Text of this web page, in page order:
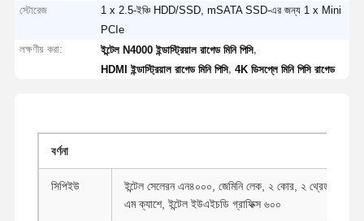
স্টোরেজ
1 x 2.5-ইঞ্চি HDD/SSD, mSATA SSD-এর জন্য 1 x Mini
PCIe
লক্ষণীয় করা:
ইন্টেল N4000 ইন্ডাস্ট্রিয়াল রাগেড মিনি পিসি,
HDMI ইন্ডাস্ট্রিয়াল রাগেড মিনি পিসি,4K ডিসপ্লে মিনি পিসি রাগেড
বর্ণনা
সিপিইউ
ইন্টেল সেলেরন এন৪০০০, জেমিনি লেক, ২ কোর, ২ থ্রেড, ১.১
এম ক্যাশে, ইন্টেল ইউএইচডি গ্রাফিক্স ৬০০